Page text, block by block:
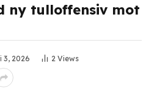
ny tulloffensiv mot
3, 2026 2 Views